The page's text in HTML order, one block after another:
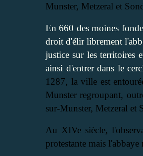
Munster, Metzeral et
En 660 des moines
droit d'élir librement
justice sur les territoires
ainsi d'entrer dans le
1287, la ville est
Munster regroupant,
sur-Munster, Metzeral et
Au XIVe siècle,
protestante mais l'abbaye